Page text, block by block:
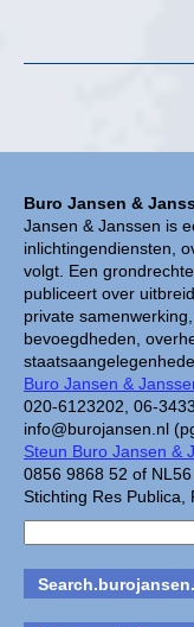
Buro Jansen &
Jansen & Janssen is
inlichtingendiensten,
volgt. Een
publiceert over
private
bevoegdheden,
Buro Jansen &
020-6123202, 06-
info@burojansen.nl
Steun Buro Jansen &
0856 9868 52 of
Stichting Res Publica,